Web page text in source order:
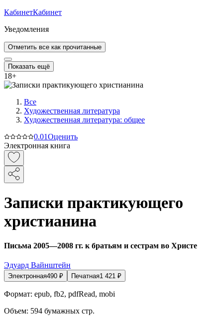
КабинетКабинет
Уведомления
Отметить все как прочитанные
Показать ещё
18+
Все
Художественная литература
Художественная литература: общее
0.01Оценить
Электронная книга
Записки практикующего
христианина
Письма 2005—2008 гг. к братьям и сестрам во Христе
Эдуард Вайнштейн
Электронная490 ₽ Печатная1 421 ₽
Формат: epub, fb2, pdfRead, mobi
Объем: 594 бумажных стр.